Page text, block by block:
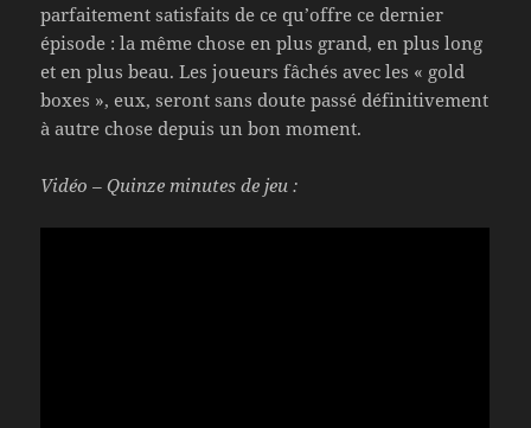
parfaitement satisfaits de ce qu’offre ce dernier
épisode : la même chose en plus grand, en plus long
et en plus beau. Les joueurs fâchés avec les « gold
boxes », eux, seront sans doute passé définitivement
à autre chose depuis un bon moment.
Vidéo – Quinze minutes de jeu :